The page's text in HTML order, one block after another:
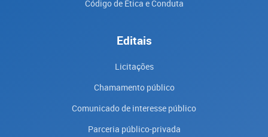
Código de Ética e Conduta
Editais
Licitações
Chamamento público
Comunicado de interesse público
Parceria público-privada